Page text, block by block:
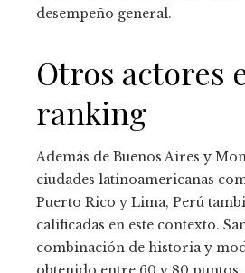
desempeño general.
Otros actores
ranking
Además de Buenos Aires y
ciudades latinoamericanas
Puerto Rico y Lima, Perú
calificadas en este contexto.
combinación de historia y